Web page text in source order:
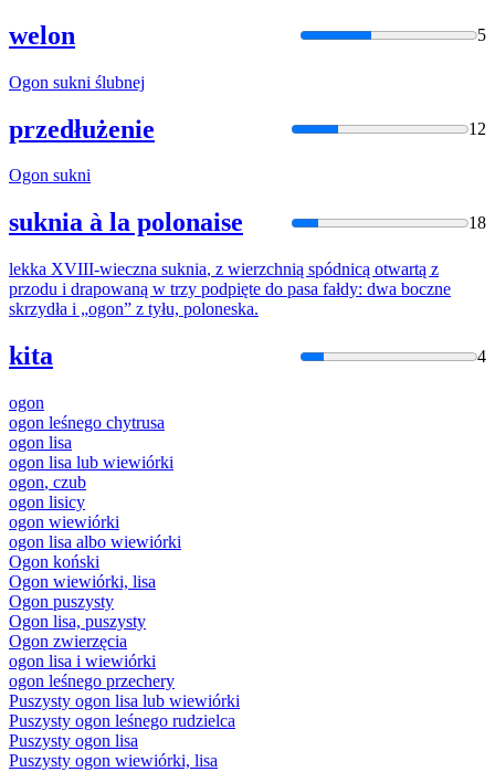
welon 5
Ogon sukni ślubnej
przedłużenie 12
Ogon sukni
suknia à la polonaise 18
lekka XVIII-wieczna suknia, z wierzchnią spódnicą otwartą z
przodu i drapowaną w trzy podpięte do pasa fałdy: dwa boczne
skrzydła i „ogon” z tyłu, poloneska.
kita 4
ogon
ogon leśnego chytrusa
ogon lisa
ogon lisa lub wiewiórki
ogon, czub
ogon lisicy
ogon wiewiórki
ogon lisa albo wiewiórki
Ogon koński
Ogon wiewiórki, lisa
Ogon puszysty
Ogon lisa, puszysty
Ogon zwierzęcia
ogon lisa i wiewiórki
ogon leśnego przechery
Puszysty ogon lisa lub wiewiórki
Puszysty ogon leśnego rudzielca
Puszysty ogon lisa
Puszysty ogon wiewiórki, lisa